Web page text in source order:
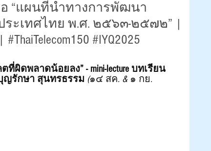
“แผนที่นำทางการพัฒนา
ะเทศไทย พ.ศ. ๒๕๖๓-๒๕๗๒” |
#IYQ2025
ผิดพลาดน้อยลง” - mini-lecture บทเรียน
ญรักษา สุนทรธรรม (๑๔ สค. & ๑ กย.